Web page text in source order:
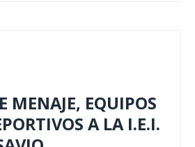
MENAJE, EQUIPOS
A LA I.E.I.